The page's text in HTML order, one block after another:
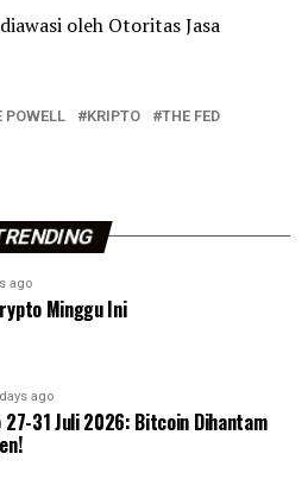
oleh Otoritas Jasa
POWELL KRIPTO
THE FED
ago
Minggu Ini
ago
31 Juli 2026: Bitcoin Dihantam